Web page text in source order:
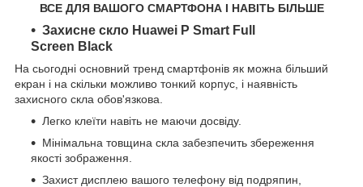
ВСЕ ДЛЯ ВАШОГО СМАРТФОНА І НАВІТЬ БІЛЬШЕ
Захисне скло Huawei P Smart Full
Screen Black
На сьогодні основний тренд смартфонів як можна більший
екран і на скільки можливо тонкий корпус, і наявність
захисного скла обов'язкова.
Легко клеїти навіть не маючи досвіду.
Мінімальна товщина скла забезпечить збереження
якості зображення.
Захист дисплею вашого телефону від подряпин,